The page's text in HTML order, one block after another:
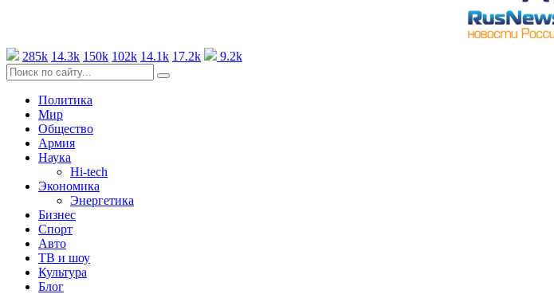
285k 14.3k 150k 102k 14.1k 17.2k 9.2k
Политика
Мир
Общество
Армия
Наука
Hi-tech
Экономика
Энергетика
Бизнес
Спорт
Авто
ТВ и шоу
Культура
Блог